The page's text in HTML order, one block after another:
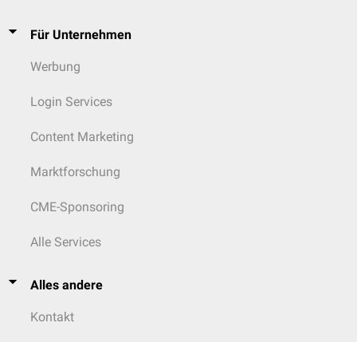
Für Unternehmen
Werbung
Login Services
Content Marketing
Marktforschung
CME-Sponsoring
Alle Services
Alles andere
Kontakt